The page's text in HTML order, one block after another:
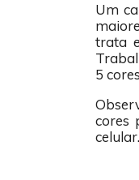
Um
trata
5
cores
celular.